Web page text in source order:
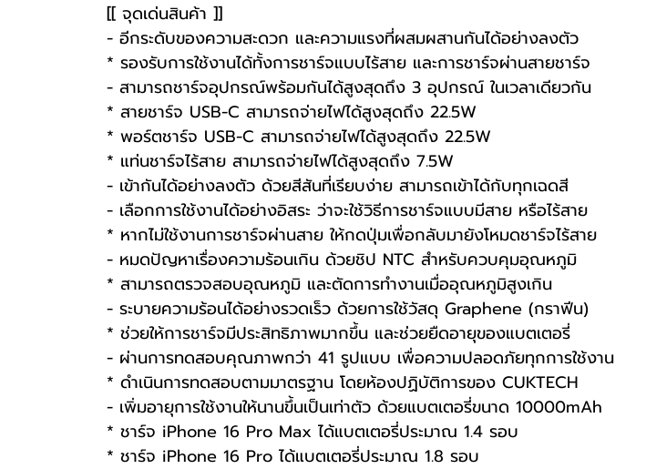
[[ จุดเด่นสินค้า ]]
- อีกระดับของความสะดวก และความแรงที่ผสมผสานกันได้อย่างลงตัว
* รองรับการใช้งานได้ทั้งการชาร์จแบบไร้สาย และการชาร์จผ่านสายชาร์จ
- สามารถชาร์จอุปกรณ์พร้อมกันได้สูงสุดถึง 3 อุปกรณ์ ในเวลาเดียวกัน
* สายชาร์จ USB-C สามารถจ่ายไฟได้สูงสุดถึง 22.5W
* พอร์ตชาร์จ USB-C สามารถจ่ายไฟได้สูงสุดถึง 22.5W
* แท่นชาร์จไร้สาย สามารถจ่ายไฟได้สูงสุดถึง 7.5W
- เข้ากันได้อย่างลงตัว ด้วยสีสันที่เรียบง่าย สามารถเข้าได้กับทุกเฉดสี
- เลือกการใช้งานได้อย่างอิสระ ว่าจะใช้วิธีการชาร์จแบบมีสาย หรือไร้สาย
* หากไม่ใช้งานการชาร์จผ่านสาย ให้กดปุ่มเพื่อกลับมายังโหมดชาร์จไร้สาย
- หมดปัญหาเรื่องความร้อนเกิน ด้วยชิป NTC สำหรับควบคุมอุณหภูมิ
* สามารถตรวจสอบอุณหภูมิ และตัดการทำงานเมื่ออุณหภูมิสูงเกิน
- ระบายความร้อนได้อย่างรวดเร็ว ด้วยการใช้วัสดุ Graphene (กราฟีน)
* ช่วยให้การชาร์จมีประสิทธิภาพมากขึ้น และช่วยยืดอายุของแบตเตอรี่
- ผ่านการทดสอบคุณภาพกว่า 41 รูปแบบ เพื่อความปลอดภัยทุกการใช้งาน
* ดำเนินการทดสอบตามมาตรฐาน โดยห้องปฏิบัติการของ CUKTECH
- เพิ่มอายุการใช้งานให้นานขึ้นเป็นเท่าตัว ด้วยแบตเตอรี่ขนาด 10000mAh
* ชาร์จ iPhone 16 Pro Max ได้แบตเตอรี่ประมาณ 1.4 รอบ
* ชาร์จ iPhone 16 Pro ได้แบตเตอรี่ประมาณ 1.8 รอบ